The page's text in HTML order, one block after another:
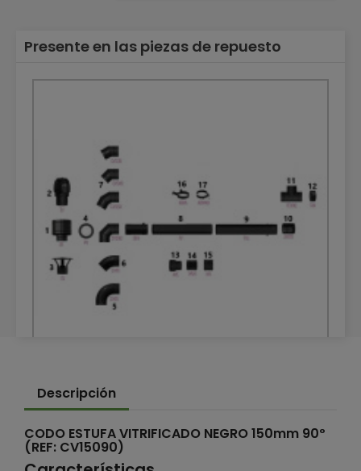
Presente en las piezas de repuesto
TUBOS DE CALEFACCIÓN VITRIFICADOS
TUBOS DE CALEFACCIÓN VITRIFICADOS
Descripción
CODO ESTUFA VITRIFICADO NEGRO 150mm 90º
(REF: CV15090)